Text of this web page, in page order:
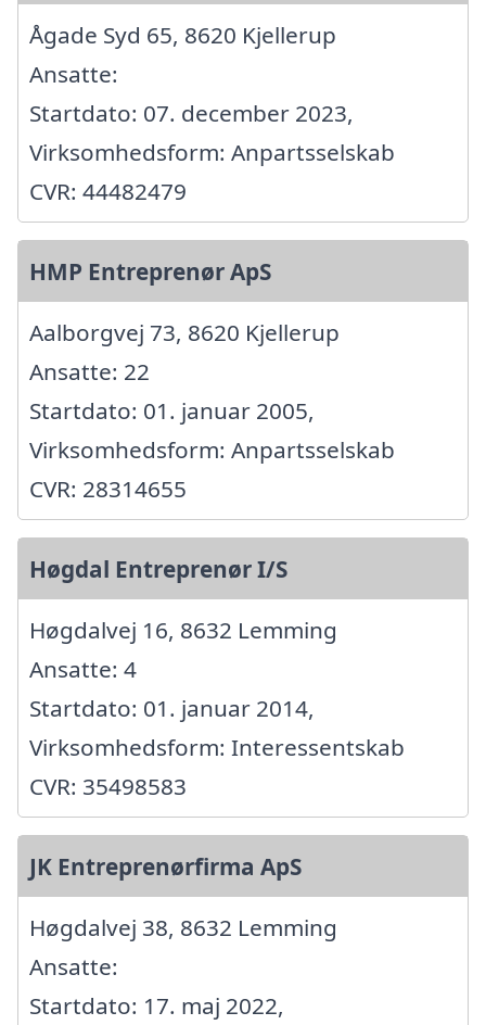
Ågade Syd 65, 8620 Kjellerup
Ansatte:
Startdato: 07. december 2023,
Virksomhedsform: Anpartsselskab
CVR: 44482479
HMP Entreprenør ApS
Aalborgvej 73, 8620 Kjellerup
Ansatte: 22
Startdato: 01. januar 2005,
Virksomhedsform: Anpartsselskab
CVR: 28314655
Høgdal Entreprenør I/S
Høgdalvej 16, 8632 Lemming
Ansatte: 4
Startdato: 01. januar 2014,
Virksomhedsform: Interessentskab
CVR: 35498583
JK Entreprenørfirma ApS
Høgdalvej 38, 8632 Lemming
Ansatte:
Startdato: 17. maj 2022,